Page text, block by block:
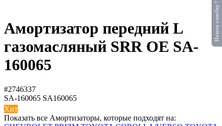
Амортизатор передний L
газомасляный SRR OE SA-
160065
#2746337
SA-160065 SA160065
Хит
Показать все Амортизаторы, которые подходят на:
Нашли ошибку?